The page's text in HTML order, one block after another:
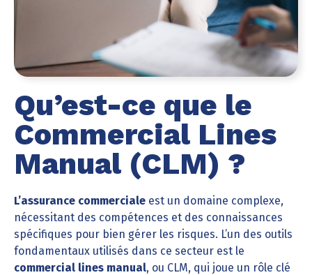
Qu’est-ce que le
Commercial Lines
Manual (CLM) ?
L’assurance commerciale est un domaine complexe,
nécessitant des compétences et des connaissances
spécifiques pour bien gérer les risques. L’un des outils
fondamentaux utilisés dans ce secteur est le
commercial lines manual, ou CLM, qui joue un rôle clé